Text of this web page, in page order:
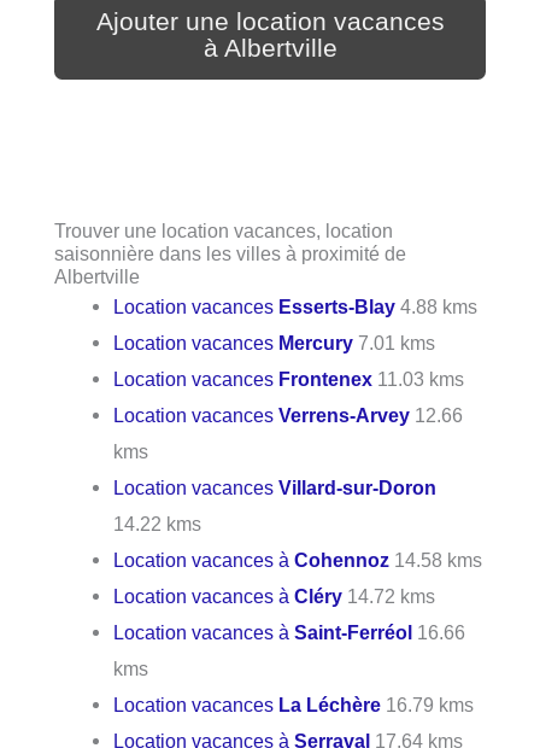
Ajouter une location vacances
à Albertville
Trouver une location vacances, location
saisonnière dans les villes à proximité de
Albertville
Location vacances Esserts-Blay 4.88 kms
Location vacances Mercury 7.01 kms
Location vacances Frontenex 11.03 kms
Location vacancesVerrens-Arvey 12.66
kms
Location vacancesVillard-sur-Doron
14.22 kms
Location vacances àCohennoz 14.58 kms
Location vacances àCléry 14.72 kms
Location vacances àSaint-Ferréol 16.66
kms
Location vacances La Léchère 16.79 kms
Location vacances àSerraval 17.64 kms